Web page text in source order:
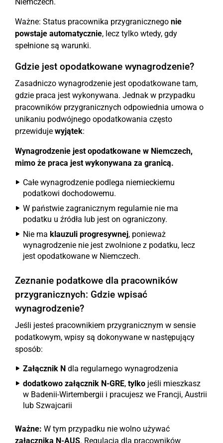
Ważne: Status pracownika przygranicznego nie
powstaje automatycznie, lecz tylko wtedy, gdy
spełnione są warunki.
Gdzie jest opodatkowane wynagrodzenie?
Zasadniczo wynagrodzenie jest opodatkowane tam,
gdzie praca jest wykonywana. Jednak w przypadku
pracowników przygranicznych odpowiednia umowa o
unikaniu podwójnego opodatkowania często
przewiduje wyjątek:
Wynagrodzenie jest opodatkowane w Niemczech,
mimo że praca jest wykonywana za granicą.
Całe wynagrodzenie podlega niemieckiemu
podatkowi dochodowemu.
W państwie zagranicznym regularnie nie ma
podatku u źródła lub jest on ograniczony.
Nie ma klauzuli progresywnej, ponieważ
wynagrodzenie nie jest zwolnione z podatku, lecz
jest opodatkowane w Niemczech.
Zeznanie podatkowe dla pracowników
przygranicznych: Gdzie wpisać
wynagrodzenie?
Jeśli jesteś pracownikiem przygranicznym w sensie
podatkowym, wpisy są dokonywane w następujący
sposób:
Załącznik N dla regularnego wynagrodzenia
dodatkowo załącznik N-GRE, tylko jeśli mieszkasz
w Badenii-Wirtembergii i pracujesz we Francji, Austrii
lub Szwajcarii
Ważne: W tym przypadku nie wolno używać
załącznika N-AUS. Regulacja dla pracowników